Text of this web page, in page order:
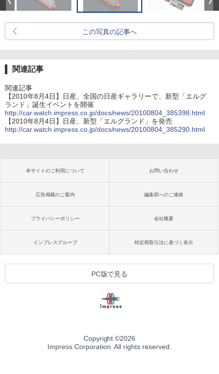
この写真の記事へ
関連記事
関連記事
【2010年8月4日】日産、全国の日産ギャラリーで、新型「エルグ
ランド」誕生イベントを開催
http://car.watch.impress.co.jp/docs/news/20100804_385398.html
【2010年8月4日】日産、新型「エルグランド」を発売
http://car.watch.impress.co.jp/docs/news/20100804_385290.html
本サイトのご利用について お問い合わせ
広告掲載のご案内 編集部へのご連絡
プライバシーポリシー 会社概要
インプレスグループ 特定商取引法に基づく表示
PC版で見る
Copyright ©2026
Impress Corporation. All rights reserved.